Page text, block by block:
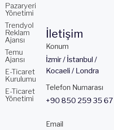
Pazaryeri
Yönetimi
Trendyol
Reklam
Ajansı
Temu
Ajansı
E-Ticaret
Kurulumu
E-Ticaret
Yönetimi
Konum
İzmir / İstanbul /
Kocaeli / Londra
Telefon Numarası
+90 850 259 35 67
Email
İletişim